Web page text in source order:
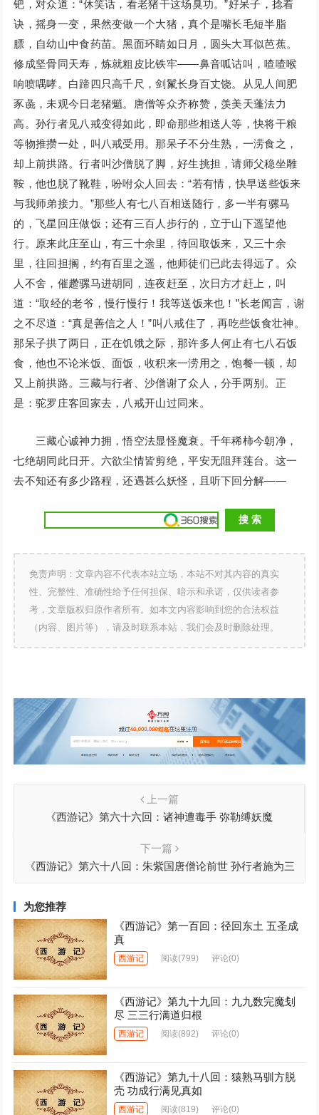
钯，对众道：“休笑话，看老猪干这场臭功。”好呆子，捻着
诀，摇身一变，果然变做一个大猪，真个是嘴长毛短半脂
膘，自幼山中食药苗。黑面环睛如日月，圆头大耳似芭蕉。
修成坚骨同天寿，炼就粗皮比铁牢——鼻音呱诂叫，喳喳喉
响喷喁哮。白蹄四只高千尺，剑鬣长身百丈饶。从见人间肥
豕彘，未观今日老猪魈。唐僧等众齐称赞，羡美天蓬法力
高。孙行者见八戒变得如此，即命那些相送人等，快将干粮
等物推攒一处，叫八戒受用。那呆子不分生熟，一涝食之，
却上前拱路。行者叫沙僧脱了脚，好生挑担，请师父稳坐雕
鞍，他也脱了靴鞋，吩咐众人回去：“若有情，快早送些饭来
与我师弟接力。”那些人有七八百相送随行，多一半有骡马
的，飞星回庄做饭；还有三百人步行的，立于山下遥望他
行。原来此庄至山，有三十余里，待回取饭来，又三十余
里，往回担搁，约有百里之遥，他师徒们已此去得远了。众
人不舍，催趱骡马进胡同，连夜赶至，次日方才赶上，叫
道：“取经的老爷，慢行慢行！我等送饭来也！”长老闻言，谢
之不尽道：“真是善信之人！”叫八戒住了，再吃些饭食壮神。
那呆子拱了两日，正在饥饿之际，那许多人何止有七八石饭
食，他也不论米饭、面饭，收积来一涝用之，饱餐一顿，却
又上前拱路。三藏与行者、沙僧谢了众人，分手两别。正
是：驼罗庄客回家去，八戒开山过同来。
三藏心诚神力拥，悟空法显怪魔衰。千年稀柿今朝净，
七绝胡同此日开。六欲尘情皆剪绝，平安无阻拜莲台。这一
去不知还有多少路程，还遇甚么妖怪，且听下回分解——
免责声明：文章内容不代表本站立场，本站不对其内容的真实
性、完整性、准确性给予任何担保、暗示和承诺，仅供读者参
考，文章版权归原作者所有。如本文内容影响到您的合法权益
（内容、图片等），请及时联系本站，我们会及时删除处理。
上一篇
《西游记》第六十六回：诸神遭毒手 弥勒缚妖魔
下一篇
《西游记》第六十八回：朱紫国唐僧论前世 孙行者施为三
为您推荐
《西游记》第一百回：径回东土 五圣成
真
西游记 阅读(799) 评论(0)
《西游记》第九十九回：九九数完魔刬
尽 三三行满道归根
西游记 阅读(892) 评论(0)
《西游记》第九十八回：猿熟马驯方脱
壳 功成行满见真如
西游记 阅读(819) 评论(0)